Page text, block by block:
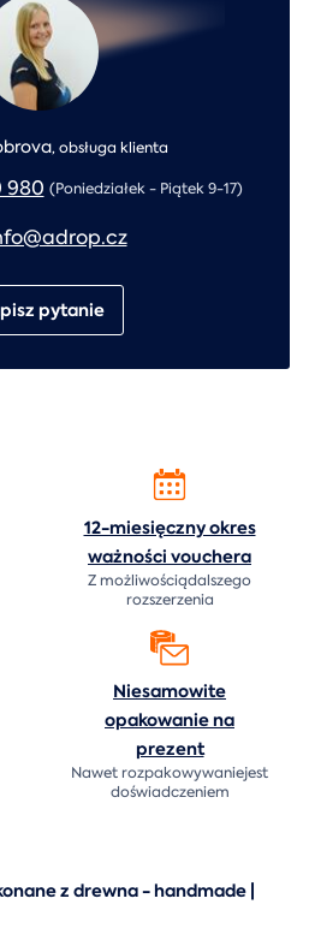
,obsługa klienta
980 (Poniedziałek - Piątek 9-17)
pytanie
12-miesięczny okres
ważności vouchera
Z możliwościądalszego
rozszerzenia
Niesamowite
opakowanie na
prezent
Nawet rozpakowywaniejest
doświadczeniem
z drewna - handmade |